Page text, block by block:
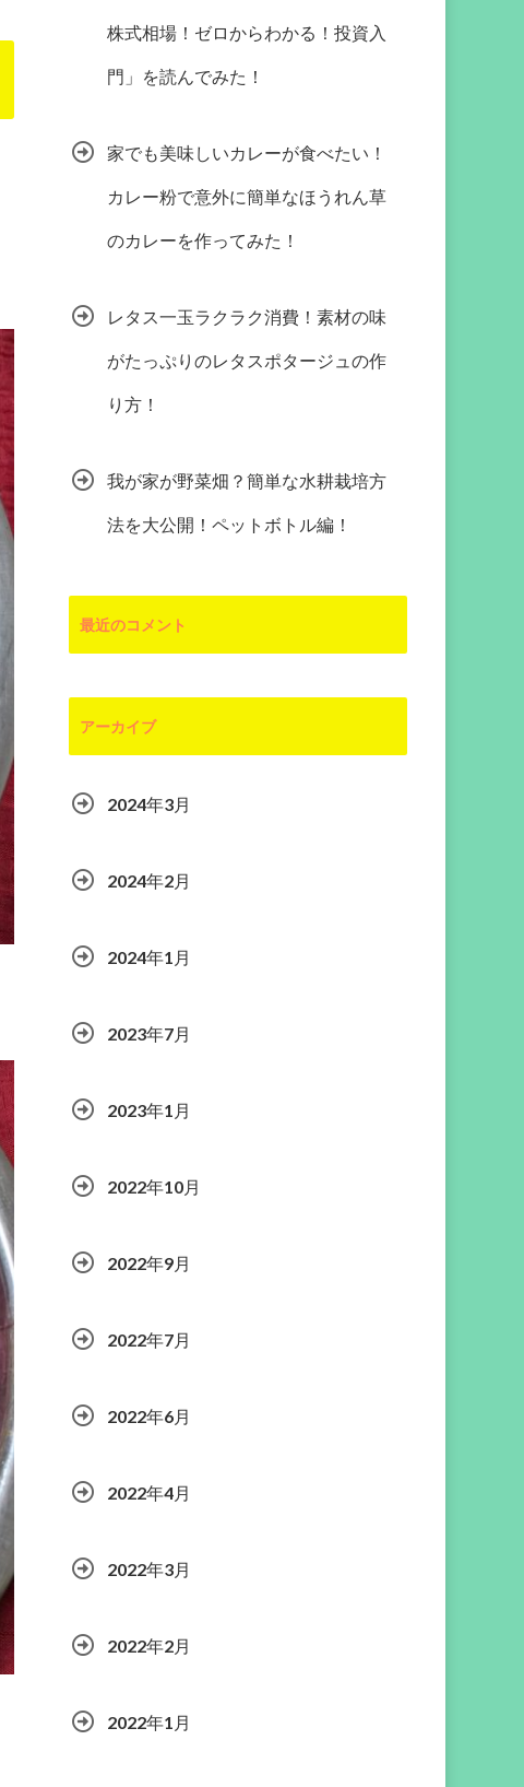
株式相場！ゼロからわかる！投資入
門」を読んでみた！
家でも美味しいカレーが食べたい！
カレー粉で意外に簡単なほうれん草
のカレーを作ってみた！
レタス一玉ラクラク消費！素材の味
がたっぷりのレタスポタージュの作
り方！
我が家が野菜畑？簡単な水耕栽培方
法を大公開！ペットボトル編！
最近のコメント
アーカイブ
2024年3月
2024年2月
2024年1月
2023年7月
2023年1月
2022年10月
2022年9月
2022年7月
2022年6月
2022年4月
2022年3月
2022年2月
2022年1月